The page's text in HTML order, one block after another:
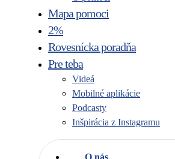
Mapa pomoci
2%
Rovesnícka poradňa
Pre teba
Videá
Mobilné aplikácie
Podcasty
Inšpirácia z Instagramu
O nás